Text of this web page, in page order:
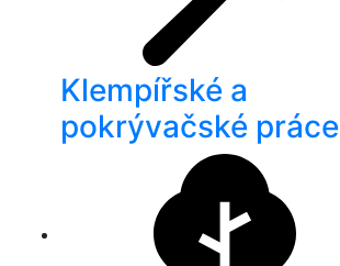
Klempířské a
pokrývačské práce